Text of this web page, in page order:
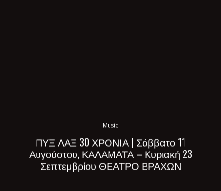
Music
ΠΥΞ ΛΑΞ 30 ΧΡΟΝΙΑ | Σάββατο 11
Αυγούστου, ΚΑΛΑΜΑΤΑ – Κυριακή 23
Σεπτεμβρίου ΘΕΑΤΡΟ ΒΡΑΧΩΝ